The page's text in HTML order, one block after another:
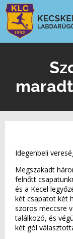
Idegenbeli
Megszakadt
felnőtt
és a Kecel
két csapatot két
szoros meccsre
találkozó, és
két gól